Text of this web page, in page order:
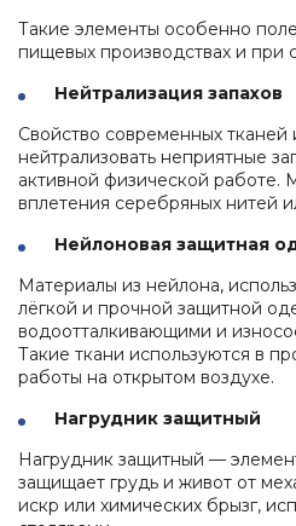
Такие элементы особенно
пищевых производствах и при
Нейтрализация запахов
Свойство современных тканей
нейтрализовать неприятные
активной физической работе.
вплетения серебряных нитей
Нейлоновая защитная
Материалы из нейлона,
лёгкой и прочной защитной
водоотталкивающими и
Такие ткани используются в
работы на открытом воздухе.
Нагрудник защитный
Нагрудник защитный —
защищает грудь и живот от
искр или химических брызг,